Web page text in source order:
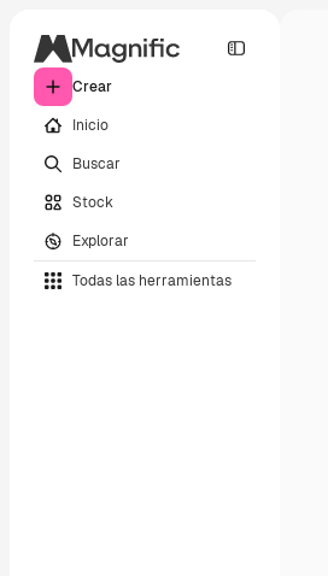
Crear
Inicio
Buscar
Stock
Explorar
Todas las herramientas